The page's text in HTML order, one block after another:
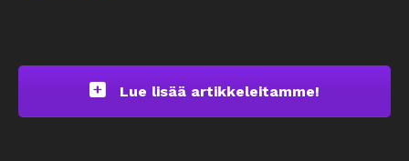
Lue lisää artikkeleitamme!